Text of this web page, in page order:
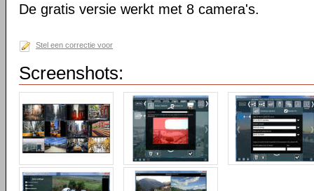
De gratis versie werkt met 8 camera's.
Stel een correctie voor
Screenshots: